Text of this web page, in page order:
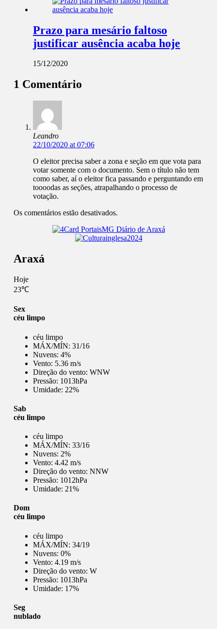
Prazo para mesário faltoso
justificar ausência acaba hoje
15/12/2020
1 Comentário
Leandro
22/10/2020 at 07:06
O eleitor precisa saber a zona e seção em que vota para
votar somente com o documento. Sem o título não tem
como saber, aí o eleitor fica passando e perguntando em
toooodas as seções, atrapalhando o processo de
votação.
Os comentários estão desativados.
Araxá
Hoje
23℃
Sex
céu limpo
céu limpo
MÁX/MÍN: 31/16
Nuvens: 4%
Vento: 5.36 m/s
Direção do vento: WNW
Pressão: 1013hPa
Umidade: 22%
Sab
céu limpo
céu limpo
MÁX/MÍN: 33/16
Nuvens: 2%
Vento: 4.42 m/s
Direção do vento: NNW
Pressão: 1012hPa
Umidade: 21%
Dom
céu limpo
céu limpo
MÁX/MÍN: 34/19
Nuvens: 0%
Vento: 4.19 m/s
Direção do vento: W
Pressão: 1013hPa
Umidade: 17%
Seg
nublado